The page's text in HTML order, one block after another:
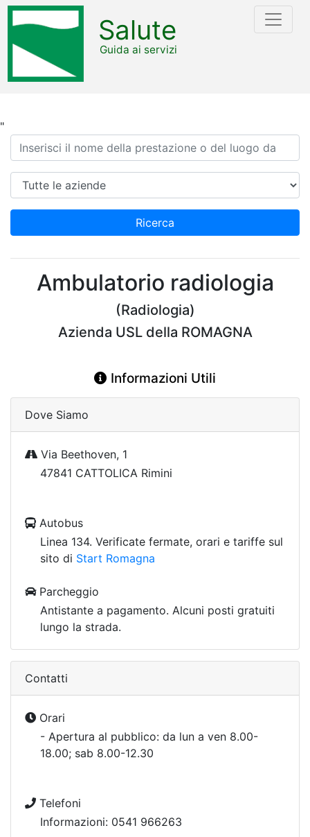
"
Salute
Guida ai servizi
Ricerca
Azienda
Ricerca
Ambulatorio radiologia
(Radiologia)
Azienda USL della ROMAGNA
Informazioni Utili
Dove Siamo
Via Beethoven, 1
47841 CATTOLICA Rimini
Autobus
Linea 134. Verificate fermate, orari e tariffe sul
sito di Start Romagna
Parcheggio
Antistante a pagamento. Alcuni posti gratuiti
lungo la strada.
Contatti
Orari
- Apertura al pubblico: da lun a ven 8.00-
18.00; sab 8.00-12.30
Telefoni
Informazioni: 0541 966263